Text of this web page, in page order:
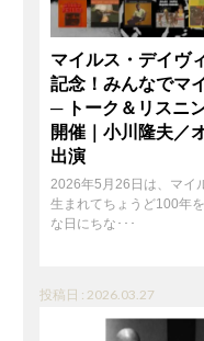
マイルス・デイヴ
記念！みんなでマ
─ トーク＆リスニ
開催｜小川隆夫／
出演
2026年5月26日は、マイ
生まれてちょうど100年
な日にちな･･･
投稿日 : 2026.03.27